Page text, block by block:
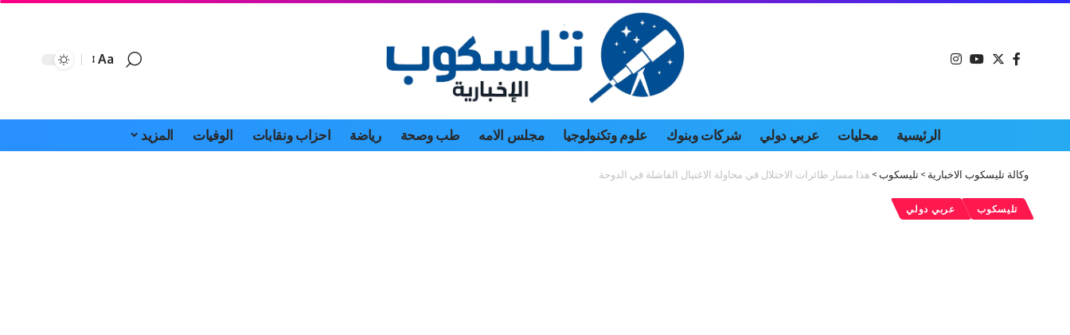
Font
Aa
الرئيسية محليات عربي دولي شركات وبنوك علوم وتكنولوجيا مجلس الامه طب وصحة رياضة احزاب ونقابات الوفيات المزيد
وكالة تليسكوب الاخبارية >تليسكوب> هذا مسار طائرات الاحتلال في محاولة الاغتيال الفاشلة في الدوحة
تليسكوب عربي دولي